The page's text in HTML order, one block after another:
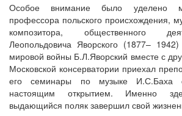
Особое внимание было уделено
профессора польского происхождения,
композитора, общественного
Леопольдовича Яворского (1877–
мировой войны Б.Л.Яворский вместе с
Московской консерватории приехал
его семинары по музыке И.С.Баха
настоящим открытием. Именно
выдающийся поляк завершил свой